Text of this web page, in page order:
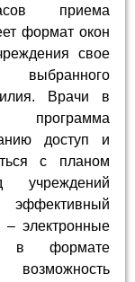
приема
формат окон
свое
выбранного
Врачи в
программа
доступ и
с планом
– электронные
в формате